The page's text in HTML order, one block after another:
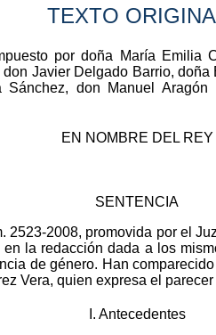
TEXTO
por doña María Emilia
Javier Delgado Barrio,
Sánchez, don Manuel
EN NOMBRE DEL REY
SENTENCIA
2523-2008, promovida por el
la redacción dada a los
de género. Han
Vera, quien expresa el
I. Antecedentes